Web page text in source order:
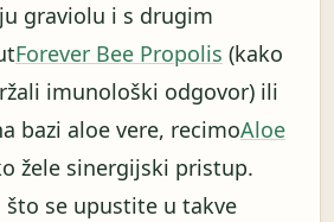
graviolu i s drugim
Forever Bee Propolis (kako
imunološki odgovor) ili
bazi aloe vere, recimoAloe
žele sinergijski pristup.
se upustite u takve